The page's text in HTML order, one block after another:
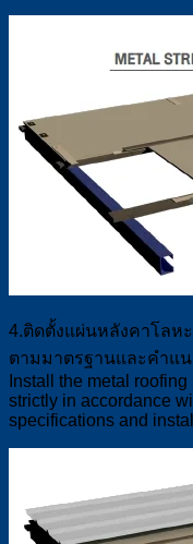
4.ติดตั้งแผ่นหลังคาโลห
ตามมาตรฐานและคำแน
Install the metal
strictly in accordance
specifications and